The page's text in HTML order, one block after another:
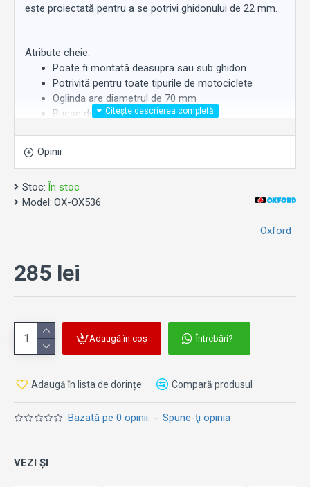
este proiectată pentru a se potrivi ghidonului de 22 mm.
Atribute cheie:
Poate fi montată deasupra sau sub ghidon
Potrivită pentru toate tipurile de motociclete
Oglinda are diametrul de 70 mm
Bucșe de expansiune de 12 - 18 mm
Distanțier opțional inclus
Opinii
Stoc: În stoc
Model: OX-OX536
Oxford
Bazată pe 0 opinii. - Spune-ţi opinia
285 lei
Adaugă în coș Întrebări?
Adaugă în lista de dorințe Compară produsul
VEZI ȘI